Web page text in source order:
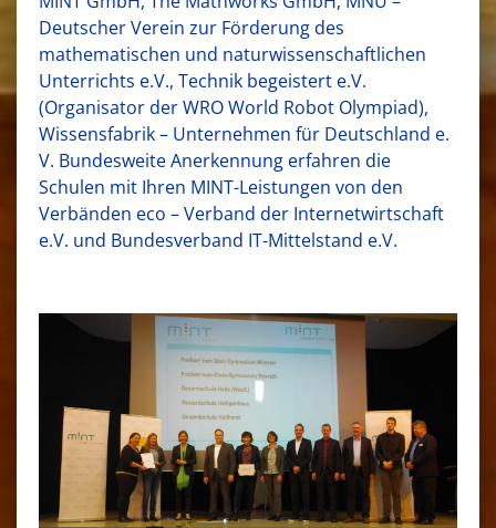
Deutscher Verein zur Förderung des
mathematischen und naturwissenschaftlichen
Unterrichts e.V., Technik begeistert e.V.
(Organisator der WRO World Robot Olympiad),
Wissensfabrik – Unternehmen für Deutschland e.
V. Bundesweite Anerkennung erfahren die
Schulen mit Ihren MINT-Leistungen von den
Verbänden eco – Verband der Internetwirtschaft
e.V. und Bundesverband IT-Mittelstand e.V.